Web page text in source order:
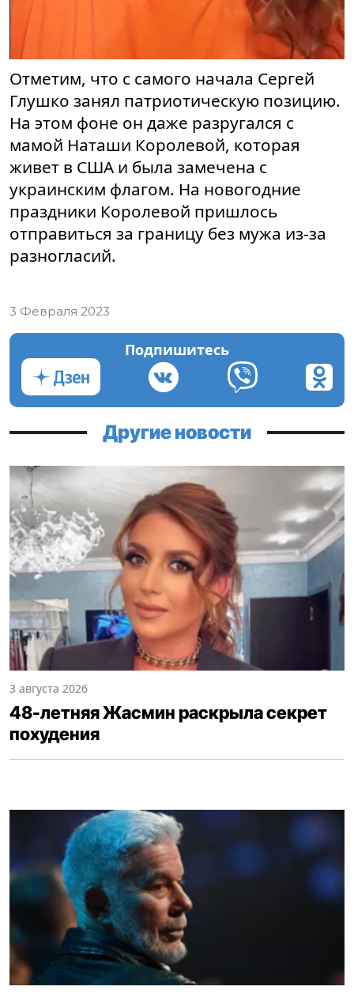
Отметим, что с самого начала Сергей
Глушко занял патриотическую позицию.
На этом фоне он даже разругался с
мамой Наташи Королевой, которая
живет в США и была замечена с
украинским флагом. На новогодние
праздники Королевой пришлось
отправиться за границу без мужа из-за
разногласий.
3 Февраля 2023
Подпишитесь
Другие новости
3 августа 2026
48-летняя Жасмин раскрыла секрет
похудения